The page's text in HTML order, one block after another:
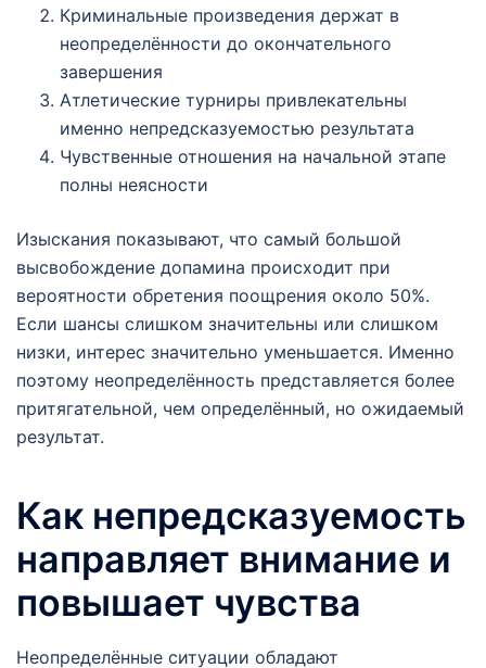
Криминальные произведения держат в
неопределённости до окончательного
завершения
Атлетические турниры привлекательны
именно непредсказуемостью результата
Чувственные отношения на начальной этапе
полны неясности
Изыскания показывают, что самый большой
высвобождение допамина происходит при
вероятности обретения поощрения около 50%.
Если шансы слишком значительны или слишком
низки, интерес значительно уменьшается. Именно
поэтому неопределённость представляется более
притягательной, чем определённый, но ожидаемый
результат.
Как непредсказуемость
направляет внимание и
повышает чувства
Неопределённые ситуации обладают